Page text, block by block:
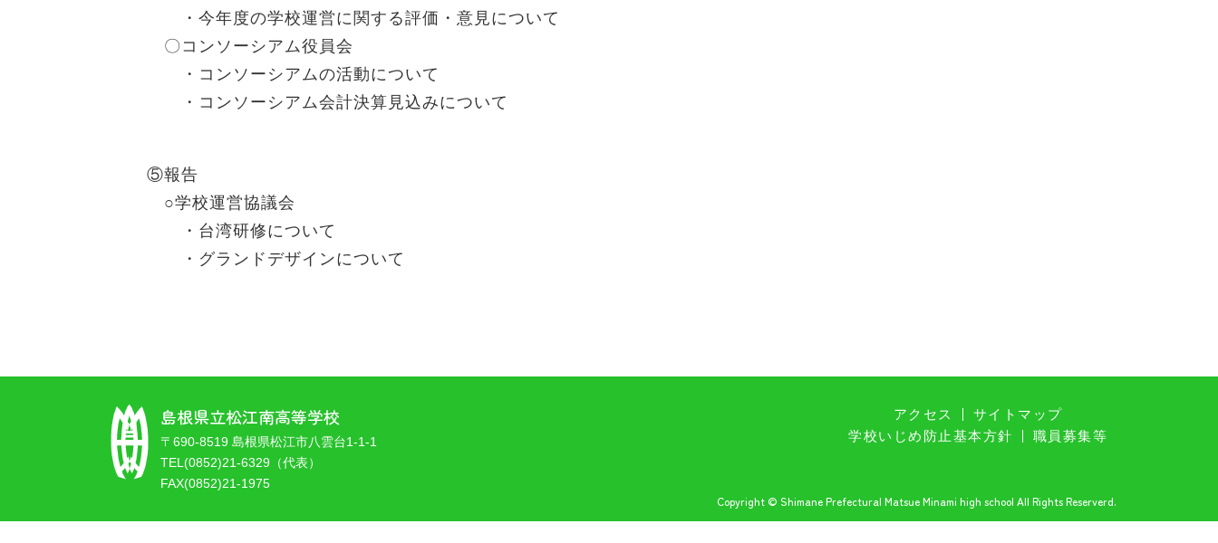
・今年度の学校運営に関する評価・意見について
〇コンソーシアム役員会
・コンソーシアムの活動について
・コンソーシアム会計決算見込みについて
⑤報告
○学校運営協議会
・台湾研修について
・グランドデザインについて
島根県立松江南高等学校
〒690-8519 島根県松江市八雲台1-1-1
TEL(0852)21-6329（代表）
FAX(0852)21-1975
アクセス
サイトマップ
学校いじめ防止基本方針
職員募集等
Copyright © Shimane Prefectural Matsue Minami high school All Rights Reserverd.